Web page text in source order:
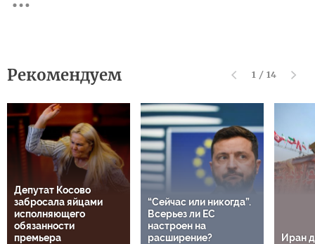
Рекомендуем 1 / 14
Депутат Косово
забросала яйцами
исполняющего
обязанности
премьера
“Сейчас или никогда”.
Всерьез ли ЕС
настроен на
расширение?
Иран